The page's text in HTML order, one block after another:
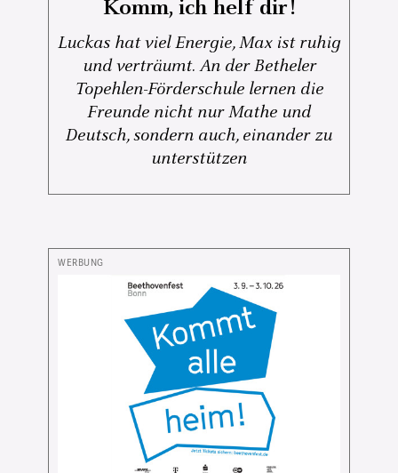
Komm, ich helf dir!
Luckas hat viel Energie, Max ist ruhig
und verträumt. An der Betheler
Topehlen-Förderschule lernen die
Freunde nicht nur Mathe und
Deutsch, sondern auch, einander zu
unterstützen